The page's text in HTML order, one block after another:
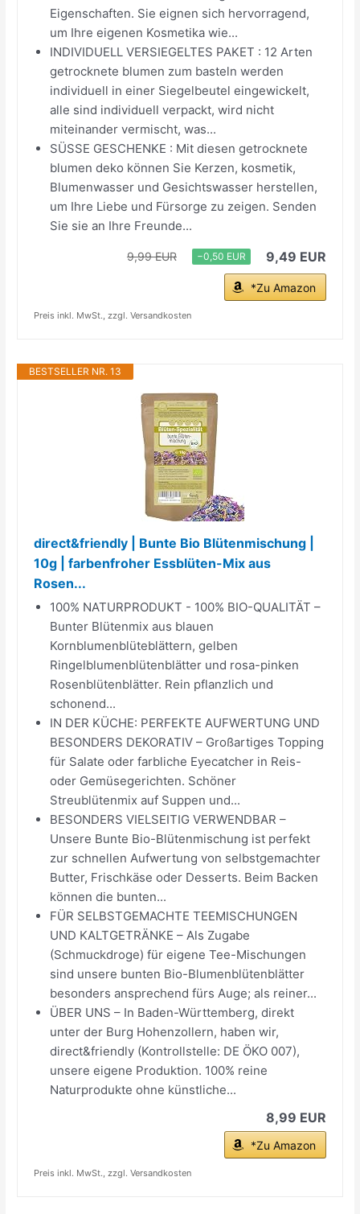
Eigenschaften. Sie eignen sich hervorragend,
um Ihre eigenen Kosmetika wie...
INDIVIDUELL VERSIEGELTES PAKET : 12 Arten
getrocknete blumen zum basteln werden
individuell in einer Siegelbeutel eingewickelt,
alle sind individuell verpackt, wird nicht
miteinander vermischt, was...
SÜSSE GESCHENKE : Mit diesen getrocknete
blumen deko können Sie Kerzen, kosmetik,
Blumenwasser und Gesichtswasser herstellen,
um Ihre Liebe und Fürsorge zu zeigen. Senden
Sie sie an Ihre Freunde...
9,99 EUR −0,50 EUR 9,49 EUR
*Zu Amazon
Preis inkl. MwSt., zzgl. Versandkosten
BESTSELLER NR. 13
direct&friendly | Bunte Bio Blütenmischung |
10g | farbenfroher Essblüten-Mix aus
Rosen...
100% NATURPRODUKT - 100% BIO-QUALITÄT –
Bunter Blütenmix aus blauen
Kornblumenblüteblättern, gelben
Ringelblumenblütenblätter und rosa-pinken
Rosenblütenblätter. Rein pflanzlich und
schonend...
IN DER KÜCHE: PERFEKTE AUFWERTUNG UND
BESONDERS DEKORATIV – Großartiges Topping
für Salate oder farbliche Eyecatcher in Reis-
oder Gemüsegerichten. Schöner
Streublütenmix auf Suppen und...
BESONDERS VIELSEITIG VERWENDBAR –
Unsere Bunte Bio-Blütenmischung ist perfekt
zur schnellen Aufwertung von selbstgemachter
Butter, Frischkäse oder Desserts. Beim Backen
können die bunten...
FÜR SELBSTGEMACHTE TEEMISCHUNGEN
UND KALTGETRÄNKE – Als Zugabe
(Schmuckdroge) für eigene Tee-Mischungen
sind unsere bunten Bio-Blumenblütenblätter
besonders ansprechend fürs Auge; als reiner...
ÜBER UNS – In Baden-Württemberg, direkt
unter der Burg Hohenzollern, haben wir,
direct&friendly (Kontrollstelle: DE ÖKO 007),
unsere eigene Produktion. 100% reine
Naturprodukte ohne künstliche...
8,99 EUR
*Zu Amazon
Preis inkl. MwSt., zzgl. Versandkosten